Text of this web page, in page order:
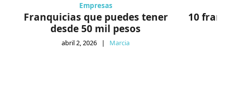
Empresas
Franquicias que puedes tener
desde 50 mil pesos
abril 2, 2026 | Marcia
10